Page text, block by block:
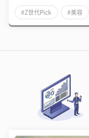
#Z世代Pick #美容